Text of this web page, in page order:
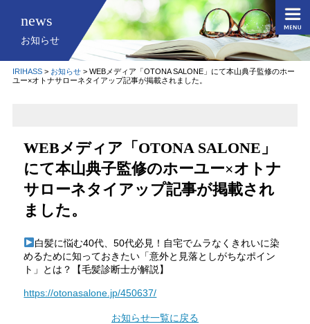
news
お知らせ
IRIHASS> お知らせ> WEBメディア「OTONA SALONE」にて本山典子監修のホー
ユー×オトナサローネタイアップ記事が掲載されました。
WEBメディア「OTONA SALONE」
にて本山典子監修のホーユー×オトナ
サローネタイアップ記事が掲載され
ました。
白髪に悩む40代、50代必見！自宅でムラなくきれいに染
めるために知っておきたい「意外と見落としがちなポイン
ト」とは？【毛髪診断士が解説】
https://otonasalone.jp/450637/
お知らせ一覧に戻る